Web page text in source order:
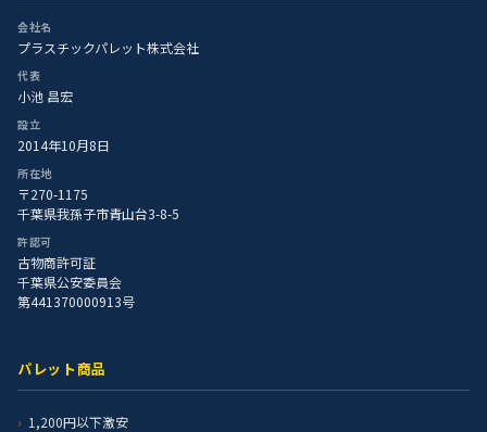
会社名
プラスチックパレット株式会社
代表
小池 昌宏
設立
2014年10月8日
所在地
〒270-1175
千葉県我孫子市青山台3-8-5
許認可
古物商許可証
千葉県公安委員会
第441370000913号
パレット商品
1,200円以下激安